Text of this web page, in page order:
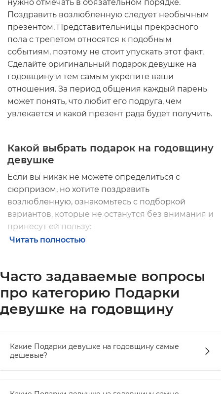
нужно отмечать в обязательном порядке.
Поздравить возлюбленную следует необычным
презентом. Представительницы прекрасного
пола с трепетом относятся к подобным
событиям, поэтому не стоит упускать этот факт.
Сделайте оригинальный подарок девушке на
годовщину и тем самым укрепите ваши
отношения. За период общения каждый парень
может понять, что любит его подруга, чем
увлекается и какой презент рада будет получить.
Какой выбрать подарок на годовщину
девушке
Если вы никак не можете определиться с
сюрпризом, но хотите поздравить
возлюбленную, ознакомьтесь с подборкой
вариантов, которые не останутся без внимания и
принесут ей пользу:
можно хранить все снимки, на которых
зафиксированы важные и счастливые
моменты. Если у вас есть совместные снимки,
можете их сразу вклеить в альбом. В продаже
контрастировать со светлыми снимками.
Посуда с интересным принтом. Компания
ORNERв Украинепредлагает большой выбор
Читать полностью
Часто задаваемые вопросы
про категорию Подарки
девушке на годовщину
Какие Подарки девушке на годовщину самые
дешевые?